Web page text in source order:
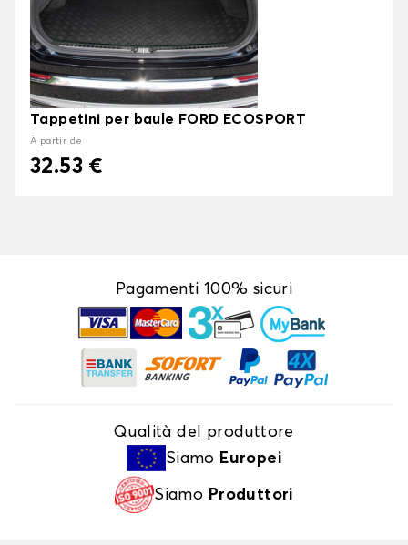
Tappetini per baule FORD ECOSPORT
À partir de
32.53 €
Pagamenti 100% sicuri
Qualità del produttore
Siamo Europei
Siamo Produttori